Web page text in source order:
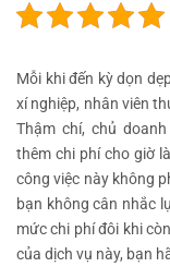
Mỗi khi đến kỳ dọn
xí nghiệp, nhân viên
Thậm chí, chủ
thêm chi phí cho giờ
công việc này không
bạn không cân nhắc
mức chi phí đôi khi
của dịch vụ này, bạn